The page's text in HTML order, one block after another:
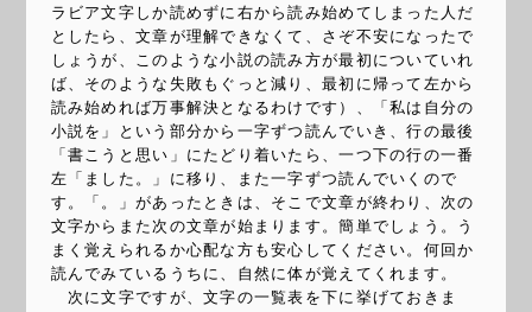
ラビア文字しか読めずに右から読み始めてしまった人だ
としたら、文章が理解できなくて、さぞ不安になったで
しょうが、このような小説の読み方が最初についていれ
ば、そのような失敗もぐっと減り、最初に帰って左から
読み始めれば万事解決となるわけです）、「私は自分の
小説を」という部分から一字ずつ読んでいき、行の最後
「書こうと思い」にたどり着いたら、一つ下の行の一番
左「ました。」に移り、また一字ずつ読んでいくので
す。「。」があったときは、そこで文章が終わり、次の
文字からまた次の文章が始まります。簡単でしょう。う
まく覚えられるか心配な方も安心してください。何回か
読んでみているうちに、自然に体が覚えてくれます。
次に文字ですが、文字の一覧表を下に挙げておきま